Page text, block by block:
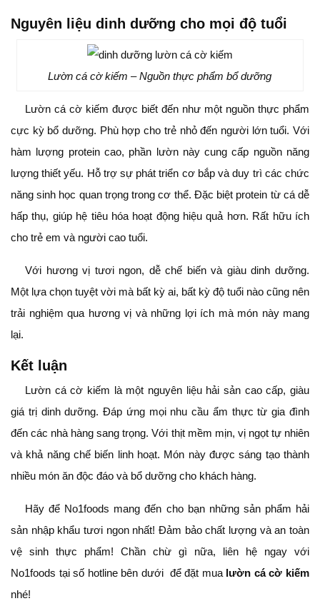
Nguyên liệu dinh dưỡng cho mọi độ tuổi
Lườn cá cờ kiếm – Nguồn thực phẩm bổ dưỡng
Lườn cá cờ kiếm được biết đến như một nguồn thực phẩm
cực kỳ bổ dưỡng. Phù hợp cho trẻ nhỏ đến người lớn tuổi. Với
hàm lượng protein cao, phần lườn này cung cấp nguồn năng
lượng thiết yếu. Hỗ trợ sự phát triển cơ bắp và duy trì các chức
năng sinh học quan trọng trong cơ thể. Đặc biệt protein từ cá dễ
hấp thụ, giúp hệ tiêu hóa hoạt động hiệu quả hơn. Rất hữu ích
cho trẻ em và người cao tuổi.
Với hương vị tươi ngon, dễ chế biến và giàu dinh dưỡng.
Một lựa chọn tuyệt vời mà bất kỳ ai, bất kỳ độ tuổi nào cũng nên
trải nghiệm qua hương vị và những lợi ích mà món này mang
lại.
Kết luận
Lườn cá cờ kiếm là một nguyên liệu hải sản cao cấp, giàu
giá trị dinh dưỡng. Đáp ứng mọi nhu cầu ẩm thực từ gia đình
đến các nhà hàng sang trọng. Với thịt mềm mịn, vị ngọt tự nhiên
và khả năng chế biến linh hoạt. Món này được sáng tạo thành
nhiều món ăn độc đáo và bổ dưỡng cho khách hàng.
Hãy để No1foods mang đến cho bạn những sản phẩm hải
sản nhập khẩu tươi ngon nhất! Đảm bảo chất lượng và an toàn
vệ sinh thực phẩm! Chần chừ gì nữa, liên hệ ngay với
No1foods tại số hotline bên dưới để đặt mua lườn cá cờ kiếm
nhé!